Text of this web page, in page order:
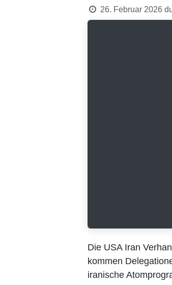
26. Februar 2026
Die USA Iran
Delegationen beider
Atomprogramm und